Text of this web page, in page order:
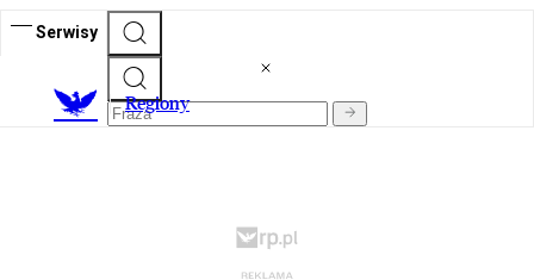
Serwisy
Regiony